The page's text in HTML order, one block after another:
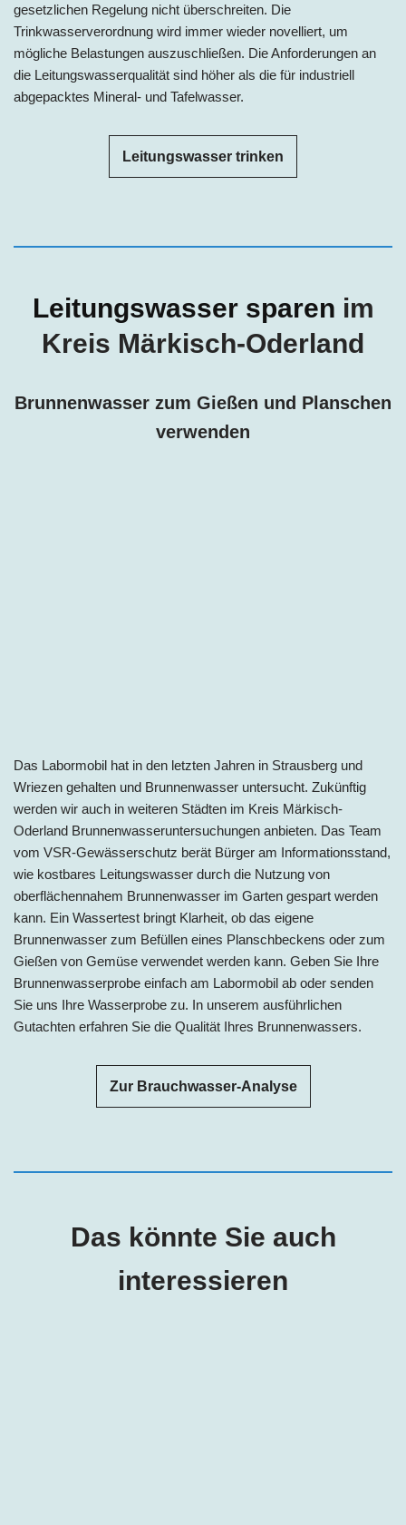
gesetzlichen Regelung nicht überschreiten. Die
Trinkwasserverordnung wird immer wieder novelliert, um
mögliche Belastungen auszuschließen. Die Anforderungen an
die Leitungswasserqualität sind höher als die für industriell
abgepacktes Mineral- und Tafelwasser.
Leitungswasser trinken
Leitungswasser sparen im
Kreis Märkisch-Oderland
Brunnenwasser zum Gießen und Planschen
verwenden
Das Labormobil hat in den letzten Jahren in Strausberg und
Wriezen gehalten und Brunnenwasser untersucht. Zukünftig
werden wir auch in weiteren Städten im Kreis Märkisch-
Oderland Brunnenwasseruntersuchungen anbieten. Das Team
vom VSR-Gewässerschutz berät Bürger am Informationsstand,
wie kostbares Leitungswasser durch die Nutzung von
oberflächennahem Brunnenwasser im Garten gespart werden
kann. Ein Wassertest bringt Klarheit, ob das eigene
Brunnenwasser zum Befüllen eines Planschbeckens oder zum
Gießen von Gemüse verwendet werden kann. Geben Sie Ihre
Brunnenwasserprobe einfach am Labormobil ab oder senden
Sie uns Ihre Wasserprobe zu. In unserem ausführlichen
Gutachten erfahren Sie die Qualität Ihres Brunnenwassers.
Zur Brauchwasser-Analyse
Das könnte Sie auch
interessieren